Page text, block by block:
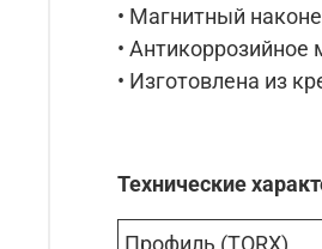
• Магнитный
•
• Изготовлена из
Технические
Профиль (TORX)